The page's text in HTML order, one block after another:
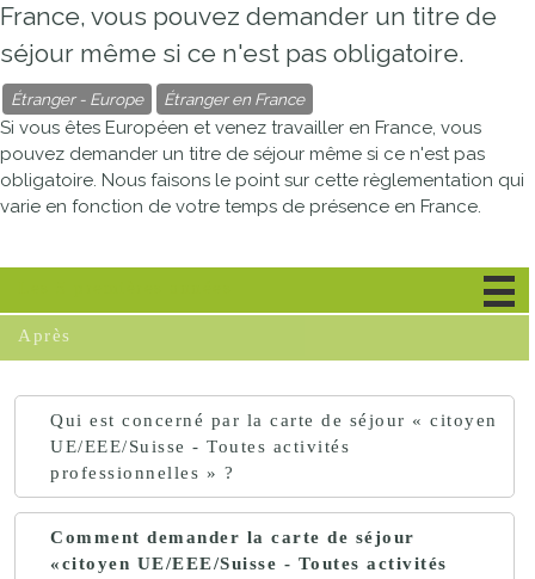
France, vous pouvez demander un titre de
séjour même si ce n'est pas obligatoire.
Étranger - Europe Étranger en France
Si vous êtes Européen et venez travailler en France, vous
pouvez demander un titre de séjour même si ce n'est pas
obligatoire. Nous faisons le point sur cette règlementation qui
varie en fonction de votre temps de présence en France.
Après
Qui est concerné par la carte de séjour « citoyen
UE/EEE/Suisse - Toutes activités
professionnelles » ?
Comment demander la carte de séjour
«citoyen UE/EEE/Suisse - Toutes activités